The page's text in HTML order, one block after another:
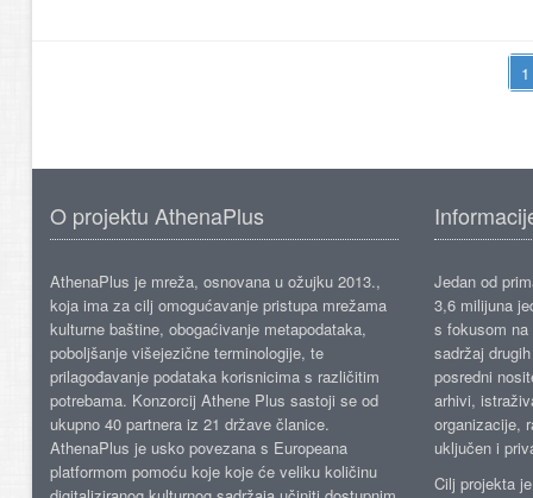
O projektu AthenaPlus
AthenaPlus je mreža, osnovana u ožujku 2013.,
koja ima za cilj omogućavanje pristupa mrežama
kulturne baštine, obogaćivanje metapodataka,
poboljšanje višejezične terminologije, te
prilagođavanje podataka korisnicima s različitim
potrebama. Konzorcij Athene Plus sastoji se od
ukupno 40 partnera iz 21 države članice.
AthenaPlus je usko povezana s Europeana
platformom pomoću koje koje će veliku količinu
Jedan od
3,6 milijuna
s fokusom
sadržaj
posredni
arhivi,
organizacije,
uključen i
Cilj projekta